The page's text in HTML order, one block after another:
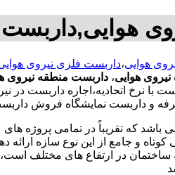
هوایی،داربست فلزی نیروی
هوایی، داربست منطقه نیروی
با نرخ اتحادیه،اجاره داربست
و داربست نمایشگاه فروش
باشد که تقریباً در تمامی پروژه های
و جامع از این نوع سازه ارائه
در ارتفاع های مختلف